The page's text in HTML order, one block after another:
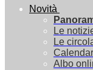
Novità
Le
Le
Albo